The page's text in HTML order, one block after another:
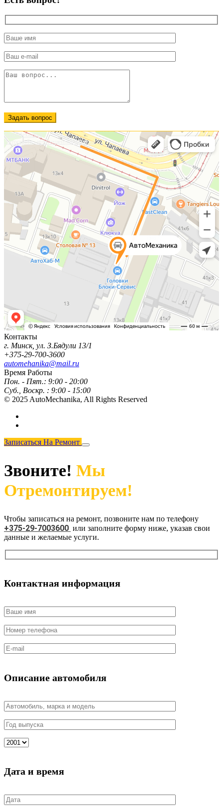
Задать вопрос
АвтоМеханика
Автосервис, автотехцентр в Минске
Контакты
г. Минск, ул. З.Бядули 13/1
+375-29-700-3600
automehanika@mail.ru
Время Работы
Пон. - Пят.: 9:00 - 20:00
Суб., Воскр. : 9:00 - 15:00
© 2025 AutoMechanika, All Rights Reserved
Записаться На Ремонт
Звоните! Мы
Отремонтируем!
Чтобы записаться на ремонт, позвоните нам по телефону
+375-29-7003600 или заполните форму ниже, указав свои
данные и желаемые услуги.
Контактная информация
Описание автомобиля
Дата и время